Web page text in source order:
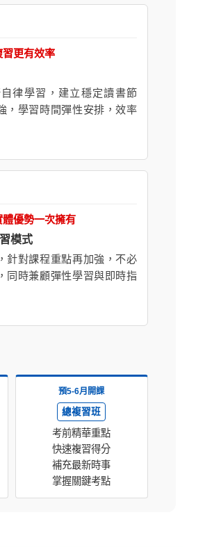
更有效率
律學習，建立穩定讀書節
，學習時間彈性安排，效率
優勢一次擁有
模式
針對課程重點再加強，不必
同時兼顧彈性學習與即時指
預5-6月開課
總複習班
考前精華重點
快速複習得分
補充最新時事
掌握關鍵考點